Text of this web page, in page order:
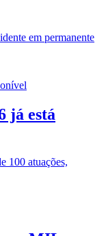
em permanente
já está
100 atuações,